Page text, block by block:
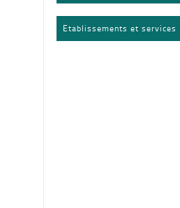
Etablissements et services